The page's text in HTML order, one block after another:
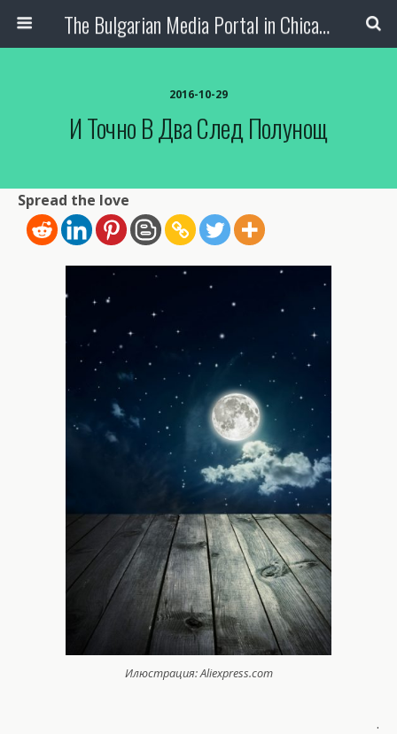
The Bulgarian Media Portal in Chicago
2016-10-29
И Точно В Два След Полунощ
Spread the love
Илюстрация: Аliexpress.com
.